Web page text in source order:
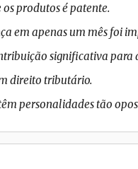
produtos é patente.
em apenas um mês foi
significativa para
direito tributário.
personalidades tão